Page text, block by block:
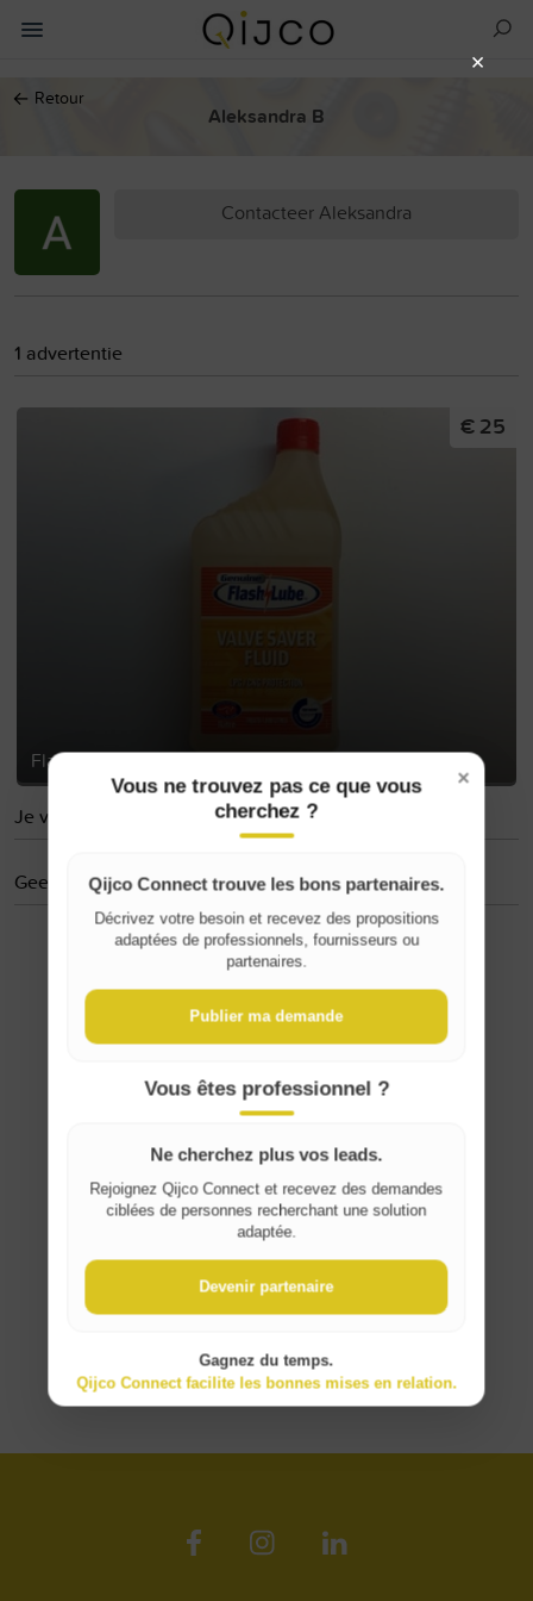
← Retour
Aleksandra B
Contacteer Aleksandra
1 advertentie
Flash lube Valve saver fluid
€ 25
Je volgt niemand
Geen evaluaties
Where do you live?
Belgique / België
France
×
×
Vous ne trouvez pas ce que vous
cherchez ?
Qijco Connect trouve les bons partenaires.
Décrivez votre besoin et recevez des propositions
adaptées de professionnels, fournisseurs ou
partenaires.
Publier ma demande
Vous êtes professionnel ?
Ne cherchez plus vos leads.
Rejoignez Qijco Connect et recevez des demandes
ciblées de personnes recherchant une solution
adaptée.
Devenir partenaire
Gagnez du temps.
Qijco Connect facilite les bonnes mises en relation.